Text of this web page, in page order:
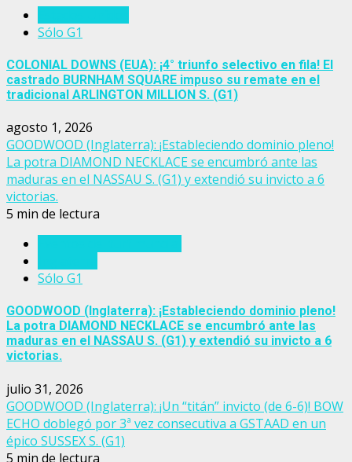
Sólo G1
COLONIAL DOWNS (EUA): ¡4° triunfo selectivo en fila! El
castrado BURNHAM SQUARE impuso su remate en el
tradicional ARLINGTON MILLION S. (G1)
agosto 1, 2026
GOODWOOD (Inglaterra): ¡Estableciendo dominio pleno!
La potra DIAMOND NECKLACE se encumbró ante las
maduras en el NASSAU S. (G1) y extendió su invicto a 6
victorias.
5 min de lectura
Sólo G1
GOODWOOD (Inglaterra): ¡Estableciendo dominio pleno!
La potra DIAMOND NECKLACE se encumbró ante las
maduras en el NASSAU S. (G1) y extendió su invicto a 6
victorias.
julio 31, 2026
GOODWOOD (Inglaterra): ¡Un “titán” invicto (de 6-6)! BOW
ECHO doblegó por 3ª vez consecutiva a GSTAAD en un
épico SUSSEX S. (G1)
5 min de lectura